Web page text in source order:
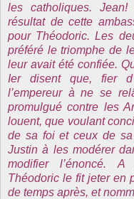
les catholiques.
résultat de cette
pour Théodoric. Les
préféré le triomphe de
leur avait été confiée.
Ier disent que, fier
l’empereur à ne se
promulgué contre les
louent, que voulant
de sa foi et ceux de sa
Justin à les modérer
modifier l’énoncé.
Théodoric le fit jeter en
de temps après, et